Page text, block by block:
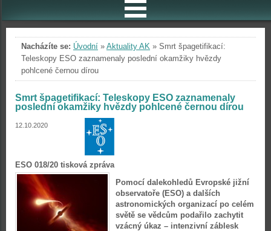
Nacházíte se: Úvodní » Aktuality AK » Smrt špagetifikací:
Teleskopy ESO zaznamenaly poslední okamžiky hvězdy
pohlcené černou dírou
Smrt špagetifikací: Teleskopy ESO zaznamenaly
poslední okamžiky hvězdy pohlcené černou dírou
12.10.2020
ESO 018/20 tisková zpráva
Pomocí dalekohledů Evropské jižní
observatoře (ESO) a dalších
astronomických organizací po celém
světě se vědcům podařilo zachytit
vzácný úkaz – intenzivní záblesk